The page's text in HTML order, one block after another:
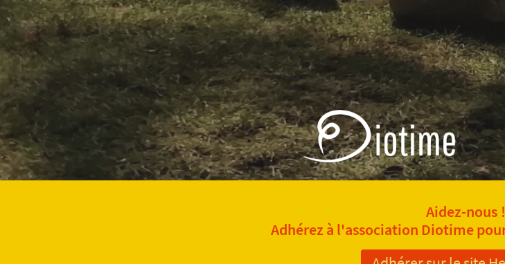
Aidez-nous !
Adhérez à l'association Diotime